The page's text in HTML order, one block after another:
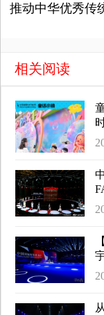
推动中华优秀传
相关阅读